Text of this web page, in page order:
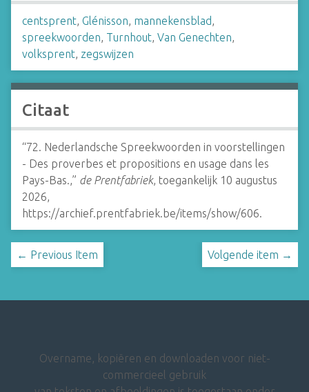
centsprent, Glénisson, mannekensblad,
spreekwoorden, Turnhout, Van Genechten,
volksprent, zegswijzen
Citaat
“72. Nederlandsche Spreekwoorden in voorstellingen
- Des proverbes et propositions en usage dans les
Pays-Bas.,” de Prentfabriek, toegankelijk 10 augustus
2026,
https://archief.prentfabriek.be/items/show/606.
← Previous Item Volgende item →
Overname, kopiëren en downloaden voor niet-
commercieel gebruik